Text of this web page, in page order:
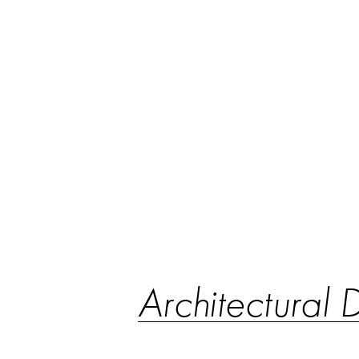
Architectural